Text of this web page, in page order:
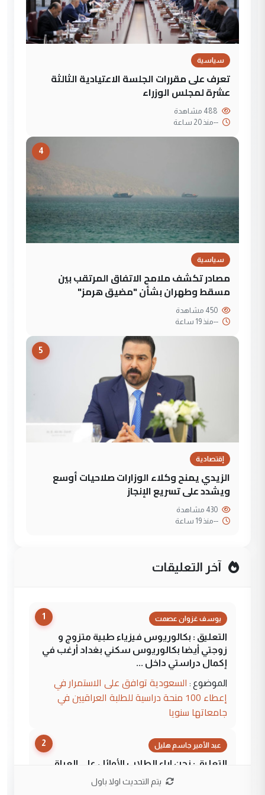
سياسية
تعرف على مقررات الجلسة الاعتيادية الثالثة
عشرة لمجلس الوزراء
--منذ 20 ساعة
4
سياسية
مصادر تكشف ملامح الاتفاق المرتقب بين
مسقط وطهران بشأن "مضيق هرمز"
--منذ 19 ساعة
5
إقتصادية
الزيدي يمنح وكلاء الوزارات صلاحيات أوسع
ويشدد على تسريع الإنجاز
--منذ 19 ساعة
آخر التعليقات
1 يوسف غزوان عصمت
التعليق : بكالوريوس فيزياء طبية متزوج و
زوجتي أيضا بكالوريوس سكني بغداد أرغب في
إكمال دراستي داخل ...
الموضوع : السعودية توافق على الاستمرار في
إعطاء 100 منحة دراسية للطلبة العراقيين في
جامعاتها سنويا
2 عبد الأمير جاسم هليل
التعليق : نحن اباء الطلاب الأوائل على العراق
نتشرف بلقاء السيد احمد الصافي في العتبات
يتم التحديث اولا باول